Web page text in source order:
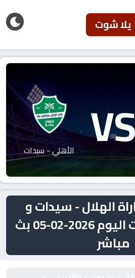
يلا شوت
الأهلي - سيدات
الهلال - سيدات و
الأهلي - سيدات اليوم 2026-02-05 بث
مباشر